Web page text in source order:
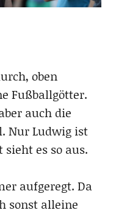
oben
Fußballgötter.
auch die
Nur Ludwig ist
sieht es so aus.
aufgeregt. Da
sonst alleine